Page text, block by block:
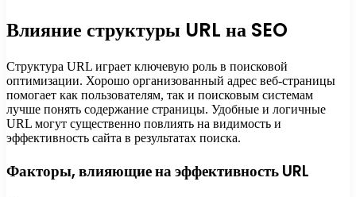
Влияние структуры URL на SEO
Структура URL играет ключевую роль в поисковой
оптимизации. Хорошо организованный адрес веб-страницы
помогает как пользователям, так и поисковым системам
лучше понять содержание страницы. Удобные и логичные
URL могут существенно повлиять на видимость и
эффективность сайта в результатах поиска.
Факторы, влияющие на эффективность URL